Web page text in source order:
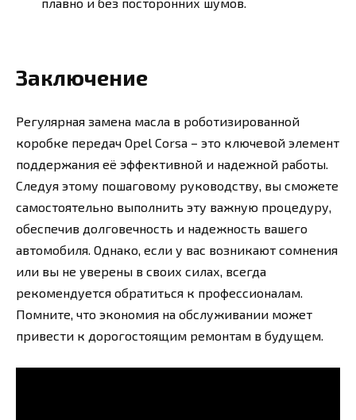
Заключение
Регулярная замена масла в роботизированной
коробке передач Opel Corsa – это ключевой элемент
поддержания её эффективной и надежной работы.
Следуя этому пошаговому руководству, вы сможете
самостоятельно выполнить эту важную процедуру,
обеспечив долговечность и надежность вашего
автомобиля. Однако, если у вас возникают сомнения
или вы не уверены в своих силах, всегда
рекомендуется обратиться к профессионалам.
Помните, что экономия на обслуживании может
привести к дорогостоящим ремонтам в будущем.